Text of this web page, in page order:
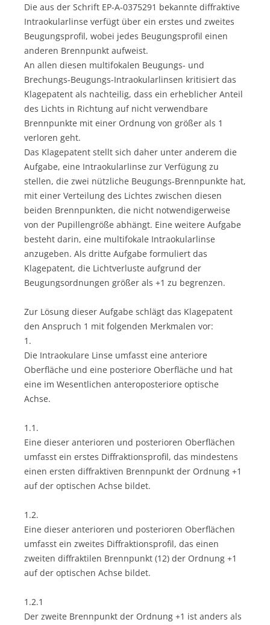
Die aus der Schrift EP-A-0375291 bekannte diffraktive
Intraokularlinse verfügt über ein erstes und zweites
Beugungsprofil, wobei jedes Beugungsprofil einen
anderen Brennpunkt aufweist.
An allen diesen multifokalen Beugungs- und
Brechungs-Beugungs-Intraokularlinsen kritisiert das
Klagepatent als nachteilig, dass ein erheblicher Anteil
des Lichts in Richtung auf nicht verwendbare
Brennpunkte mit einer Ordnung von größer als 1
verloren geht.
Das Klagepatent stellt sich daher unter anderem die
Aufgabe, eine Intraokularlinse zur Verfügung zu
stellen, die zwei nützliche Beugungs-Brennpunkte hat,
mit einer Verteilung des Lichtes zwischen diesen
beiden Brennpunkten, die nicht notwendigerweise
von der Pupillengröße abhängt. Eine weitere Aufgabe
besteht darin, eine multifokale Intraokularlinse
anzugeben. Als dritte Aufgabe formuliert das
Klagepatent, die Lichtverluste aufgrund der
Beugungsordnungen größer als +1 zu begrenzen.
Zur Lösung dieser Aufgabe schlägt das Klagepatent
den Anspruch 1 mit folgenden Merkmalen vor:
1.
Die Intraokulare Linse umfasst eine anteriore
Oberfläche und eine posteriore Oberfläche und hat
eine im Wesentlichen anteroposteriore optische
Achse.
1.1.
Eine dieser anterioren und posterioren Oberflächen
umfasst ein erstes Diffraktionsprofil, das mindestens
einen ersten diffraktiven Brennpunkt der Ordnung +1
auf der optischen Achse bildet.
1.2.
Eine dieser anterioren und posterioren Oberflächen
umfasst ein zweites Diffraktionsprofil, das einen
zweiten diffraktilen Brennpunkt (12) der Ordnung +1
auf der optischen Achse bildet.
1.2.1
Der zweite Brennpunkt der Ordnung +1 ist anders als